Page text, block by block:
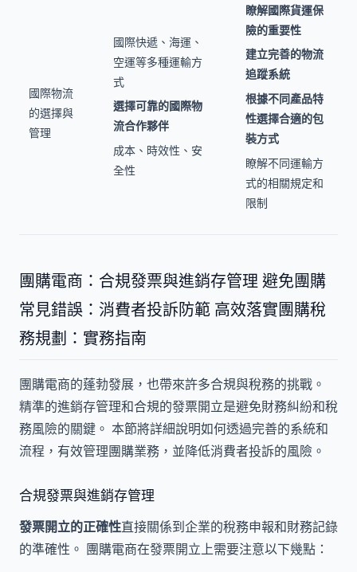
國際物流
的選擇與
管理
國際快遞、海運、
空運等多種運輸方
式
選擇可靠的國際物
流合作夥伴
成本、時效性、安
全性
瞭解國際貨運保
險的重要性
建立完善的物流
追蹤系統
根據不同產品特
性選擇合適的包
裝方式
瞭解不同運輸方
式的相關規定和
限制
團購電商：合規發票與進銷存管理 避免團購
常見錯誤：消費者投訴防範 高效落實團購稅
務規劃：實務指南
團購電商的蓬勃發展，也帶來許多合規與稅務的挑戰。
精準的進銷存管理和合規的發票開立是避免財務糾紛和稅
務風險的關鍵。 本節將詳細說明如何透過完善的系統和
流程，有效管理團購業務，並降低消費者投訴的風險。
合規發票與進銷存管理
發票開立的正確性直接關係到企業的稅務申報和財務記錄
的準確性。 團購電商在發票開立上需要注意以下幾點：